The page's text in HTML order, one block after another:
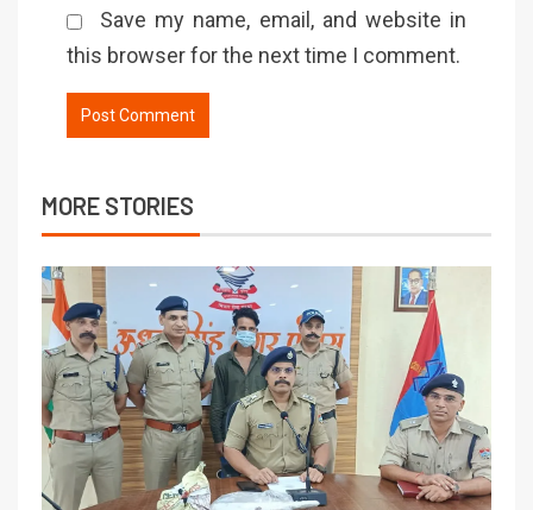
Save my name, email, and website in
this browser for the next time I comment.
MORE STORIES